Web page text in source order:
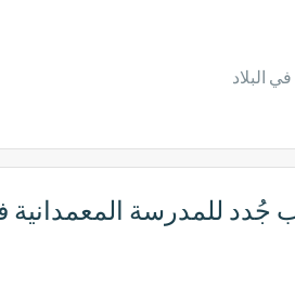
البلاد
للمدرسة المعمدانية